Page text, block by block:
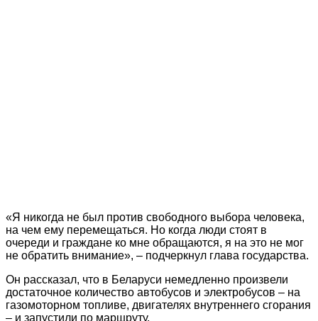
«Я никогда не был против свободного выбора человека,
на чем ему перемещаться. Но когда люди стоят в
очереди и граждане ко мне обращаются, я на это не мог
не обратить внимание», – подчеркнул глава государства.
Он рассказал, что в Беларуси немедленно произвели
достаточное количество автобусов и электробусов – на
газомоторном топливе, двигателях внутреннего сгорания
– и запустили по маршруту.